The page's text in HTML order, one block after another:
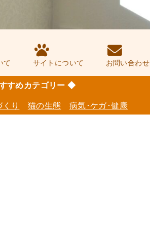
て サイトについて お問い合わせ
すめカテゴリー ◆
り 猫の生態 病気･ケガ･健康